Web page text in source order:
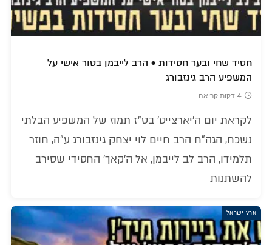
חסיד שחי ובער חסידות • הרב לייבמן בטור אישי על
המשפיע הרב גינזבורג
4 דקות קריאה
לקראת יום ה'יארצייט' בט"ז תמוז של המשפיע הבלתי
נשכח, הגה"ח הרב חיים לוי יצחק גינזבורג ע"ה, חוזר
תלמידו, הרב לב לייבמן, אל ה'קאך' החסידי שסירב
להשתנות
ארץ ישראל